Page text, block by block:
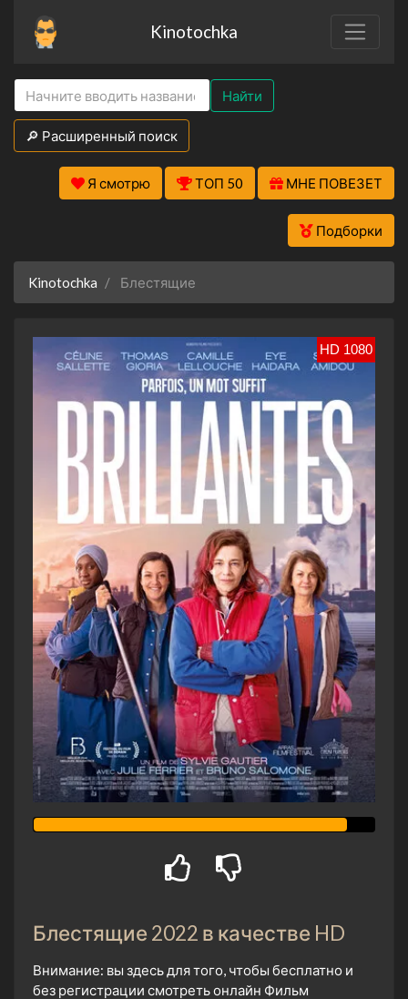
Kinotochka
Найти
🔎 Расширенный поиск
Я смотрю ТОП 50 МНЕ ПОВЕЗЕТ
Подборки
Kinotochka Блестящие
HD 1080
Блестящие 2022 в качестве HD
Внимание: вы здесь для того, чтобы бесплатно и
без регистрации смотреть онлайн Фильм